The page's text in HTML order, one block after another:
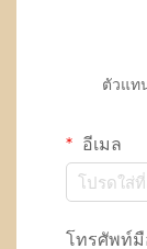
ตัวแท
อีเมล
โทรศัพท์